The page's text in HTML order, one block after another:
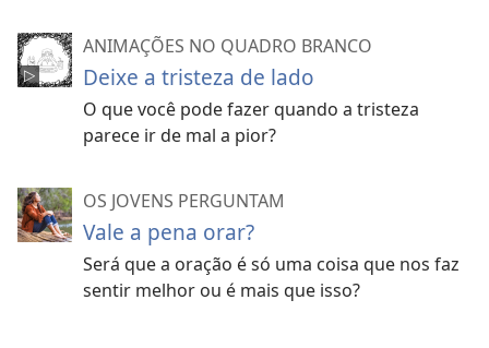
ANIMAÇÕES NO QUADRO BRANCO
Deixe a tristeza de lado
O que você pode fazer quando a tristeza
parece ir de mal a pior?
OS JOVENS PERGUNTAM
Vale a pena orar?
Será que a oração é só uma coisa que nos faz
sentir melhor ou é mais que isso?